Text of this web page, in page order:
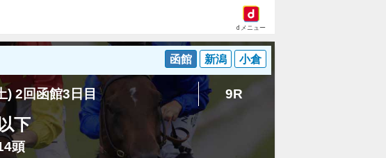
dメニュー
函館 新潟 小倉
) 2回函館3日目 9R
下
頭